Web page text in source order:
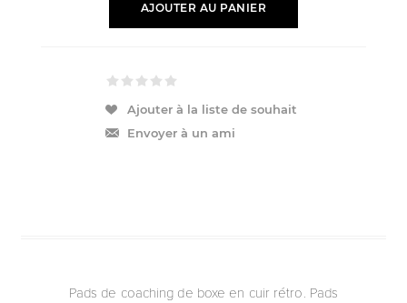
AJOUTER AU PANIER
Ajouter à la liste de souhait
Envoyer à un ami
Pads de coaching de boxe en cuir rétro. Pads